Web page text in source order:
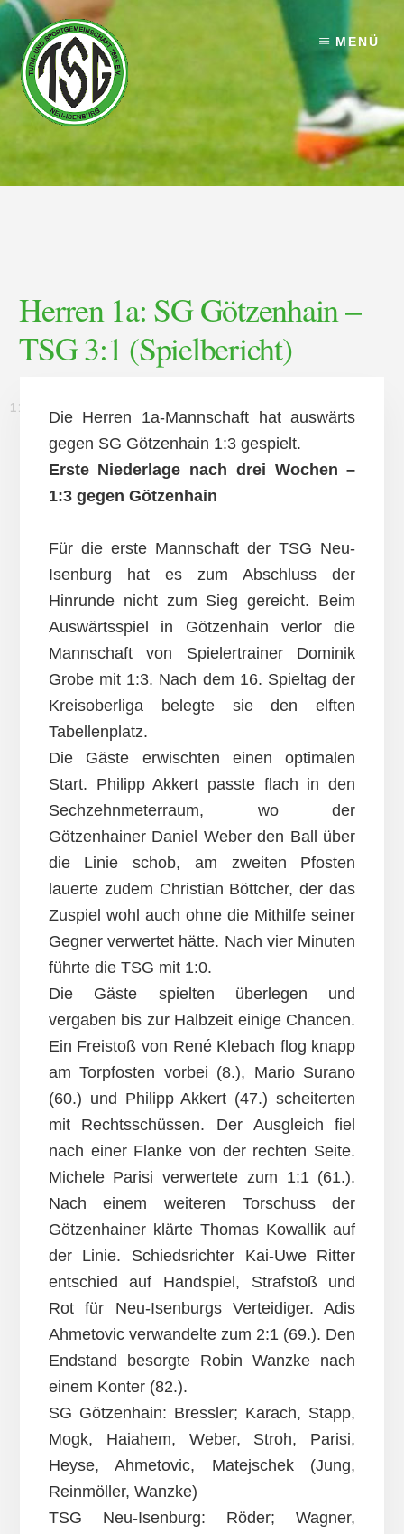
Skip
content
Skip
footer
MENÜ
Herren 1a: SG Götzenhain –
TSG 3:1 (Spielbericht)
11. NOVEMBER 2012
Die Herren 1a-Mannschaft hat auswärts
gegen SG Götzenhain 1:3 gespielt.
Erste Niederlage nach drei Wochen –
1:3 gegen Götzenhain
Für die erste Mannschaft der TSG Neu-
Isenburg hat es zum Abschluss der
Hinrunde nicht zum Sieg gereicht. Beim
Auswärtsspiel in Götzenhain verlor die
Mannschaft von Spielertrainer Dominik
Grobe mit 1:3. Nach dem 16. Spieltag der
Kreisoberliga belegte sie den elften
Tabellenplatz.
Die Gäste erwischten einen optimalen
Start. Philipp Akkert passte flach in den
Sechzehnmeterraum, wo der
Götzenhainer Daniel Weber den Ball über
die Linie schob, am zweiten Pfosten
lauerte zudem Christian Böttcher, der das
Zuspiel wohl auch ohne die Mithilfe seiner
Gegner verwertet hätte. Nach vier Minuten
führte die TSG mit 1:0.
Die Gäste spielten überlegen und
vergaben bis zur Halbzeit einige Chancen.
Ein Freistoß von René Klebach flog knapp
am Torpfosten vorbei (8.), Mario Surano
(60.) und Philipp Akkert (47.) scheiterten
mit Rechtsschüssen. Der Ausgleich fiel
nach einer Flanke von der rechten Seite.
Michele Parisi verwertete zum 1:1 (61.).
Nach einem weiteren Torschuss der
Götzenhainer klärte Thomas Kowallik auf
der Linie. Schiedsrichter Kai-Uwe Ritter
entschied auf Handspiel, Strafstoß und
Rot für Neu-Isenburgs Verteidiger. Adis
Ahmetovic verwandelte zum 2:1 (69.). Den
Endstand besorgte Robin Wanzke nach
einem Konter (82.).
SG Götzenhain: Bressler; Karach, Stapp,
Mogk, Haiahem, Weber, Stroh, Parisi,
Heyse, Ahmetovic, Matejschek (Jung,
Reinmöller, Wanzke)
TSG Neu-Isenburg: Röder; Wagner,